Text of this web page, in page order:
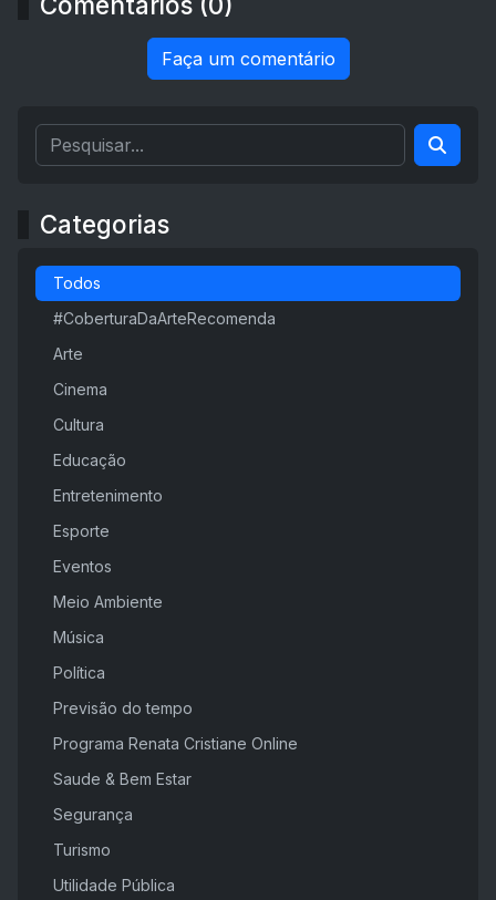
Faça um comentário
Categorias
Todos
#CoberturaDaArteRecomenda
Arte
Cinema
Cultura
Educação
Entretenimento
Esporte
Eventos
Meio Ambiente
Música
Política
Previsão do tempo
Programa Renata Cristiane Online
Saude & Bem Estar
Segurança
Turismo
Utilidade Pública